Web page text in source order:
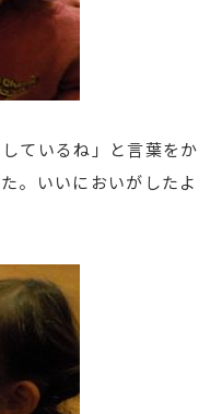
ているね」と言葉をか
。いいにおいがしたよ